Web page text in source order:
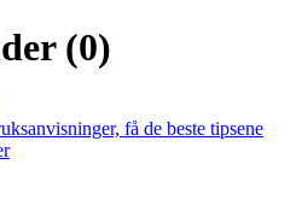
(0)
få de beste tipsene